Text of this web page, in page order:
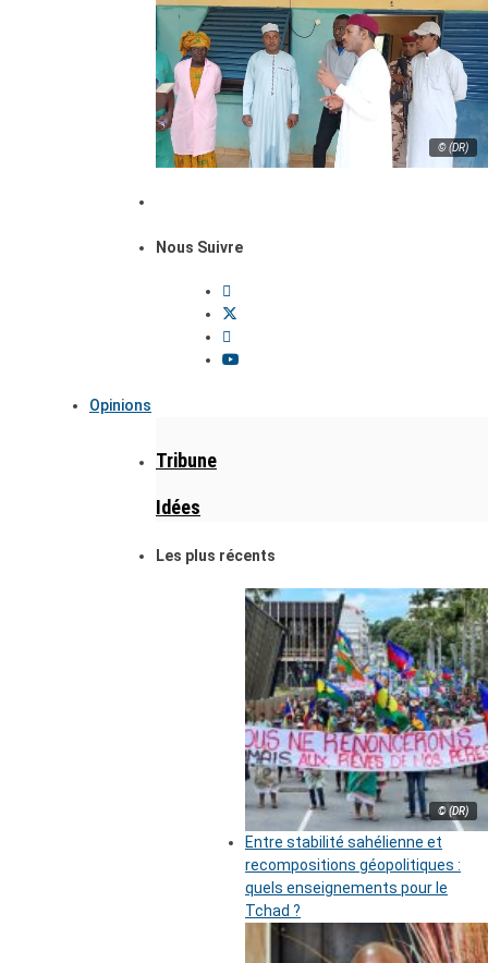
© (DR)
Nous Suivre
Opinions
Tribune
Idées
Les plus récents
© (DR)
Entre stabilité sahélienne et
recompositions géopolitiques :
quels enseignements pour le
Tchad ?